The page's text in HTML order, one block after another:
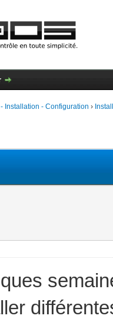
Installation - Configuration ›